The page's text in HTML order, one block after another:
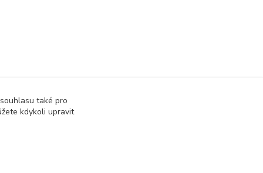
také pro
kdykoli upravit